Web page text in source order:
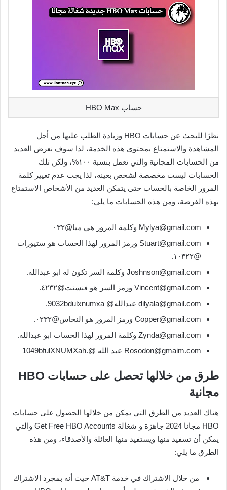
حساب HBO Max
نظرًا للبحث عن حسابات HBO وزيادة الطلب عليها من أجل
المشاهدة والاستمتاع بمحتوى هذه الخدمة، لذا سوف نعرض العديد
من الحسابات المجانية والتي تعمل بنسبة ١٠٠%، ولكن تلك
الحسابات ليست مخصصة لشخص بعينه، لذا يجب عدم تغيير كلمة
المرور الخاصة بالحساب حتى يتمكن العديد من الأشخاص الاستمتاع
بهذه الفرصة، ومن هذه الحسابات ما يلي:
Mylya@gmail.com وكلمة المرور هي ميا@٠٣٢
Stuart@gmail.com ورمز المرور لهذا الحساب هو ستيورات
@١٠٣٢٢.
Joshnson@gmail.com وكلمة السر تكون له ابو عبدالله.
Vincent@gmail.com ورمز السر هو فنسنت@٤٢٣٢.
dilyala@gmail.com عبدالله@ 9032bdulxnumxa.
Copper@gmail.com ورمز المرور هو النحاس@٠٢٣٢.
Zynda@gmail.com وكلمة المرور لهذا الحساب ابو عبدالله.
Rosodon@gmaim.com عبد الله @.1049bfulXNUMXah
طرق من خلالها تحصل على حسابات HBO
مجانية
هناك العديد من الطرق التي يمكن من خلالها الحصول على حسابات
HBO مجانا 2024 جاهزة و شغالة Get Free HBO Accounts والتي
يمكن أن تسفيد منها ويستفيد منها العائلة والأصدقاء، ومن هذه
الطرق ما يلي:
من خلال الاشتراك في خدمة AT&T حيث أنه بمجرد الاشتراك